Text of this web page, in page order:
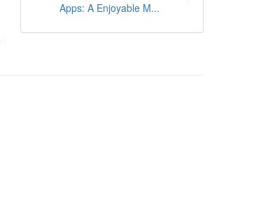
Apps: A Enjoyable M...